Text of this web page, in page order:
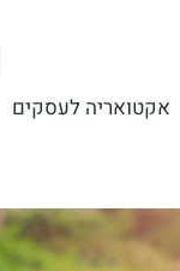
אקטואריה לעסקים